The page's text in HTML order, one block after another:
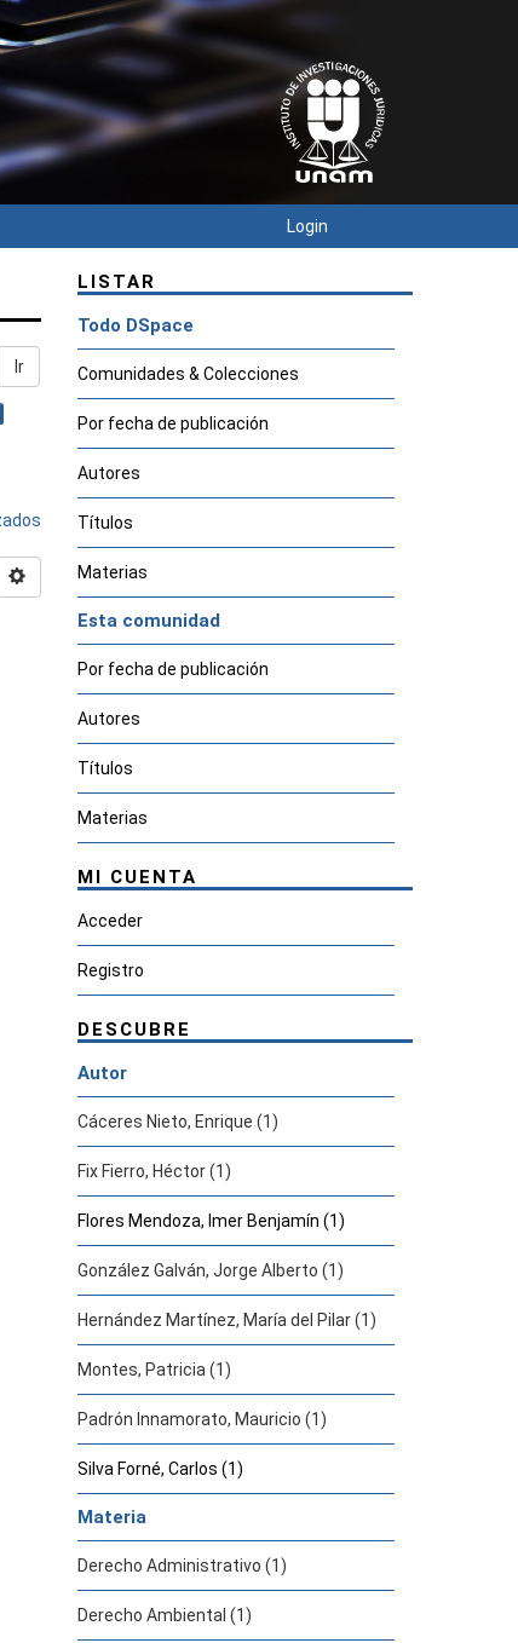
Login
Ir
LISTAR
Todo DSpace
Comunidades & Colecciones
Por fecha de publicación
Autores
Títulos
Materias
Esta comunidad
Por fecha de publicación
Autores
Títulos
Materias
MI CUENTA
Acceder
Registro
DESCUBRE
Autor
Cáceres Nieto, Enrique (1)
Fix Fierro, Héctor (1)
Flores Mendoza, Imer Benjamín (1)
González Galván, Jorge Alberto (1)
Hernández Martínez, María del Pilar (1)
Montes, Patricia (1)
Padrón Innamorato, Mauricio (1)
Silva Forné, Carlos (1)
Materia
Derecho Administrativo (1)
Derecho Ambiental (1)